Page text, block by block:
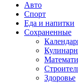
Авто
Спорт
Еда и напитки
Сохраненные
Здоровье